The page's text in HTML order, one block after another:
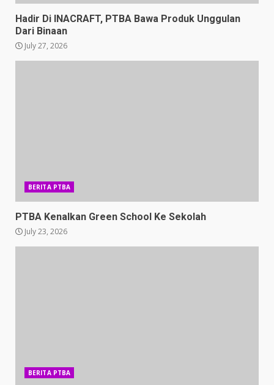
Hadir Di INACRAFT, PTBA Bawa Produk Unggulan
Dari Binaan
July 27, 2026
BERITA PTBA
PTBA Kenalkan Green School Ke Sekolah
July 23, 2026
BERITA PTBA